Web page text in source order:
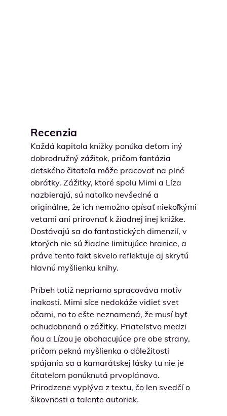
Recenzia
Každá kapitola knižky ponúka deťom iný
dobrodružný zážitok, pričom fantázia
detského čitateľa môže pracovať na plné
obrátky. Zážitky, ktoré spolu Mimi a Líza
nazbierajú, sú natoľko nevšedné a
originálne, že ich nemožno opísať niekoľkými
vetami ani prirovnať k žiadnej inej knižke.
Dostávajú sa do fantastických dimenzií, v
ktorých nie sú žiadne limitujúce hranice, a
práve tento fakt skvelo reflektuje aj skrytú
hlavnú myšlienku knihy.
Príbeh totiž nepriamo spracováva motív
inakosti. Mimi síce nedokáže vidieť svet
očami, no to ešte neznamená, že musí byť
ochudobnená o zážitky. Priateľstvo medzi
ňou a Lízou je obohacujúce pre obe strany,
pričom pekná myšlienka o dôležitosti
spájania sa a kamarátskej lásky tu nie je
čitateľom ponúknutá prvoplánovo.
Prirodzene vyplýva z textu, čo len svedčí o
šikovnosti a talente autoriek.